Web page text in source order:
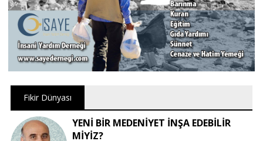
Fikir Dünyası
YENİ BİR MEDENİYET İNŞA EDEBİLİR
MİYİZ?